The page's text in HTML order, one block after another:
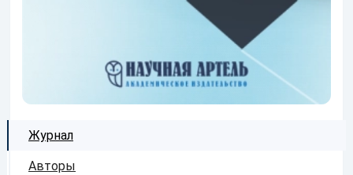
Журнал
Авторы